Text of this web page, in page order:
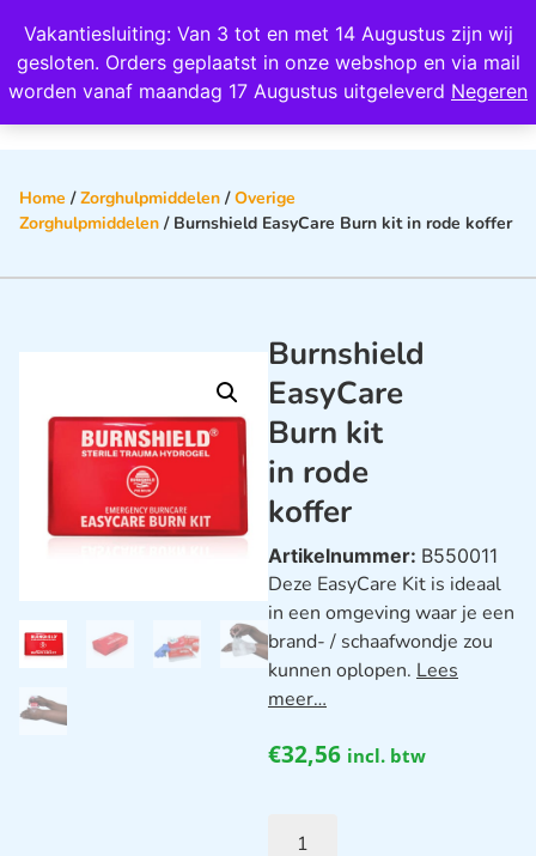
Vakantiesluiting: Van 3 tot en met 14 Augustus zijn wij
gesloten. Orders geplaatst in onze webshop en via mail
worden vanaf maandag 17 Augustus uitgeleverd Negeren
Wij scoren een 4,8 op Google
Home /Zorghulpmiddelen /Overige
Zorghulpmiddelen / Burnshield EasyCare Burn kit in rode koffer
Burnshield
EasyCare
Burn kit
in rode
koffer
Artikelnummer: B550011
Deze EasyCare Kit is ideaal
in een omgeving waar je een
brand- / schaafwondje zou
kunnen oplopen. Lees
meer…
€32,56 incl. btw